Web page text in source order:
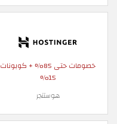
خصومات حتى 85% + كوبونات
15%
هوستنجر